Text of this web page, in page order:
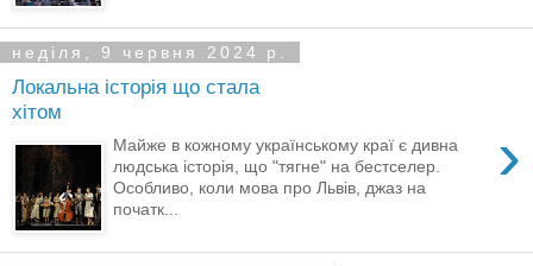
неділя, 9 червня 2024 р.
Локальна історія що стала
хітом
›
Майже в кожному українському краї є дивна
людська історія, що "тягне" на бестселер.
Особливо, коли мова про Львів, джаз на
початк...